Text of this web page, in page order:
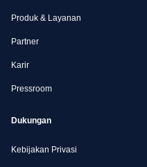
Produk & Layanan
Partner
Karir
Pressroom
Dukungan
Kebijakan Privasi